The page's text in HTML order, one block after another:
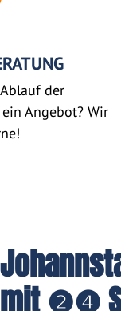
der
Angebot? Wir
❷❹